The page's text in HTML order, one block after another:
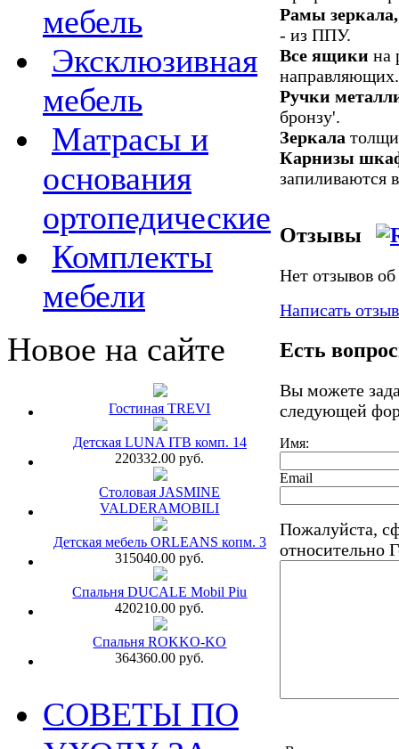
мебель
Эксклюзивная
мебель
Матрасы и
основания
ортопедические
Комплекты
мебели
Новое на сайте
Гостиная TREVI
Детская LUNA ITB комп. 14
220332.00 руб.
Столовая JASMINE
VALDERAMOBILI
Детская мебель ORLEANS копм. 3
315040.00 руб.
Спальня DUCALE Mobil Piu
420210.00 руб.
Спальня ROKKO-KO
364360.00 руб.
СОВЕТЫ ПО
Рамы
- из ППУ.
Все ящики на
направляющих.
Ручки
бронзу'.
Зеркала
Карнизы
запиливаются
Отзывы
Нет отзывов
Написать отзыв
Есть
Вы можете
следующей
Имя:
Email
Пожалуйста,
относительно